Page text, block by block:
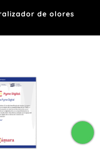
de olores